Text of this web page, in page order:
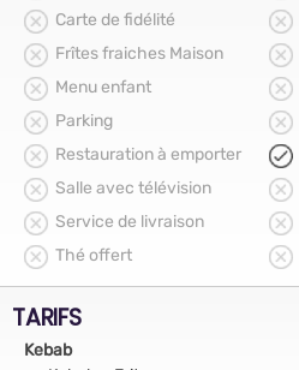
Carte de fidélité
Frîtes fraiches Maison
Menu enfant
Parking
Restauration à emporter
Salle avec télévision
Service de livraison
Thé offert
TARIFS
Kebab